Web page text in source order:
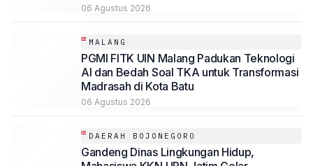
06 Agustus 2026
MALANG
PGMI FITK UIN Malang Padukan Teknologi
AI dan Bedah Soal TKA untuk Transformasi
Madrasah di Kota Batu
06 Agustus 2026
DAERAH BOJONEGORO
Gandeng Dinas Lingkungan Hidup,